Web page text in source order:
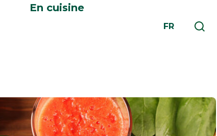
En cuisine
FR